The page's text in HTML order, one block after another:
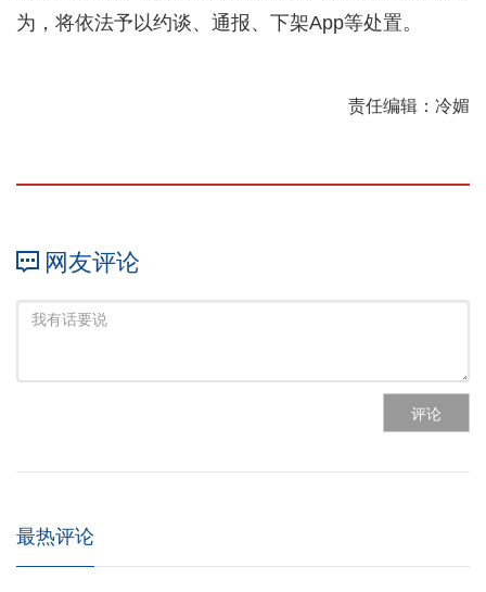
为，将依法予以约谈、通报、下架App等处置。
责任编辑：冷媚
网友评论
评论
最热评论